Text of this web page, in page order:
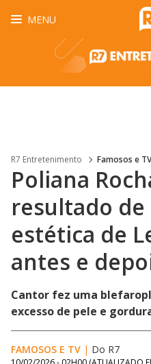
MENU
R7 Entretenimento Famosos e TV
Poliana
resultado
estética de
antes e
Cantor fez uma
excesso de pele e
FAMOSOS E TV | Do R7